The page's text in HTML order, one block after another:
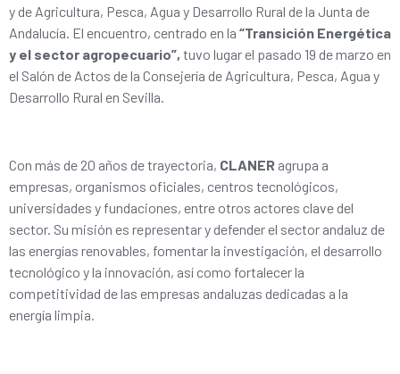
y de Agricultura, Pesca, Agua y Desarrollo Rural de la Junta de
Andalucía. El encuentro, centrado en la “Transición Energética
y el sector agropecuario”, tuvo lugar el pasado 19 de marzo en
el Salón de Actos de la Consejería de Agricultura, Pesca, Agua y
Desarrollo Rural en Sevilla.
Con más de 20 años de trayectoria, CLANER agrupa a
empresas, organismos oficiales, centros tecnológicos,
universidades y fundaciones, entre otros actores clave del
sector. Su misión es representar y defender el sector andaluz de
las energías renovables, fomentar la investigación, el desarrollo
tecnológico y la innovación, así como fortalecer la
competitividad de las empresas andaluzas dedicadas a la
energía limpia.